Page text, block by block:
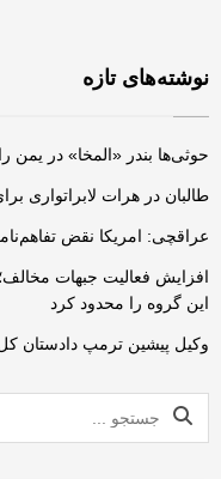
نوشته‌های تازه
حوثی‌ها بندر «المخا» در یمن
طالبان در هرات لابراتواری
عراقچی: امریکا نقض
افزایش فعالیت‌ جبهات
این گروه را محدود کرد
وکیل پیشین ترمپ دادستان